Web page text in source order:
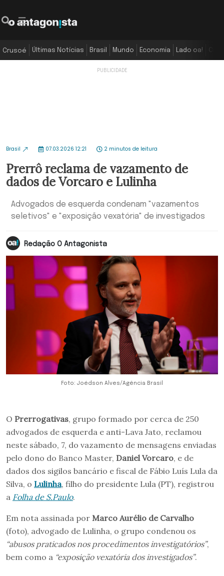
Crusoé Últimas Notícias Brasil Mundo Economia Lado oa!
Brasil 07.03.2026 12:21 2 minutos de leitura
Prerrô reclama de vazamento de
dados de Vorcaro e Lulinha
Advogados de esquerda condenam "vazamentos
seletivos" e "exposição vexatória" de investigados
Redação O Antagonista
Foto: Joédson Alves/Agência Brasil
O Prerrogativas, grupo formado por cerca de 250
advogados de esquerda e anti-Lava Jato, reclamou
neste sábado, 7, do vazamento de mensagens enviadas
pelo dono do Banco Master, Daniel Vorcaro, e de
dados dos sigilos bancário e fiscal de Fábio Luís Lula da
Silva, o Lulinha, filho do presidente Lula (PT), registrou
a Folha de S.Paulo.
Em nota assinada por Marco Aurélio de Carvalho
(foto), advogado de Lulinha, o grupo condenou os
“abusos praticados nos procedimentos investigatórios”,
bem como a “exposição vexatória dos investigados”.